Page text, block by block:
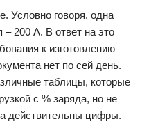
Условно говоря, одна
– 200 А. В ответ на это
к изготовлению
нет по сей день.
таблицы, которые
с % заряда, но не
действительны цифры.